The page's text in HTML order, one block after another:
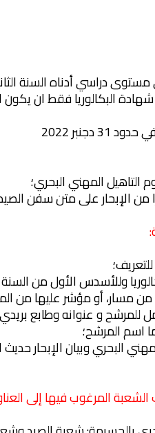
دراسي أدناه السنة
البكالوريا فقط ان يكون
التاهيل المهني البحري؛
وللأسدس الأول من السنة
أو مؤشر عليها من
للمرشح و عنوانه وطابع
اسم المرشح؛
البحري وبيان الإبحار حديث
المرغوب فيها إلى